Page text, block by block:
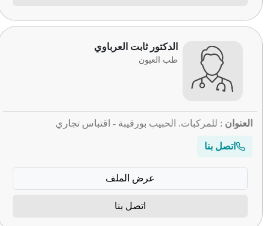
الدكتور ثابت العرباوي
طب العيون
العنوان : للمركبات. الحبيب بورقيبة - اقتباس تجاري
اتصل بنا
عرض الملف
اتصل بنا